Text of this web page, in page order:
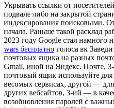
Укрывать ссылки от
подвале либо на закрытой
индексирования поисковыми.
начала. Раньше такой расклад
2023 году Google стал намного
wars бесплатно голоса вк
почтовых ящика на разных
Gmail, иной на Яндекс. Почте,
почтовый ящик используйте для
весомых сервисах, другой —
других вебсайтов, 3-ий — в
возобновления паролей с